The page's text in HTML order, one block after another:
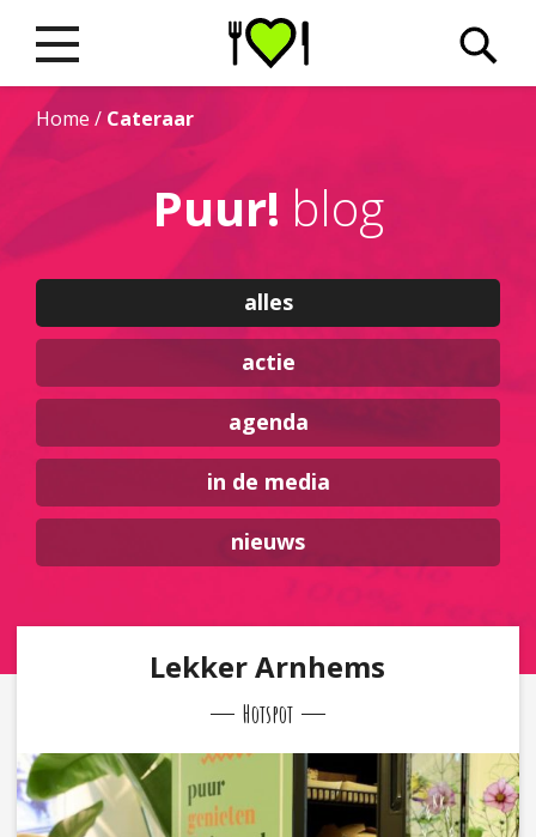
Home/ Cateraar
Puur! blog
alles
actie
agenda
in de media
nieuws
Lekker Arnhems
Hotspot